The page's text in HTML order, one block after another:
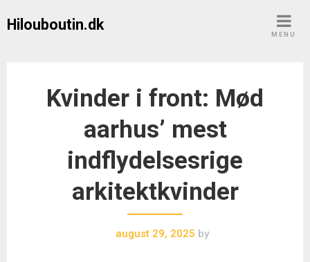
Hilouboutin.dk
MENU
Kvinder i front: Mød
aarhus’ mest
indflydelsesrige
arkitektkvinder
august 29, 2025 by